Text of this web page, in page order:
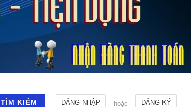
ĐĂNG KÝ
hoặc
ĐĂNG NHẬP
TÌM KIẾM